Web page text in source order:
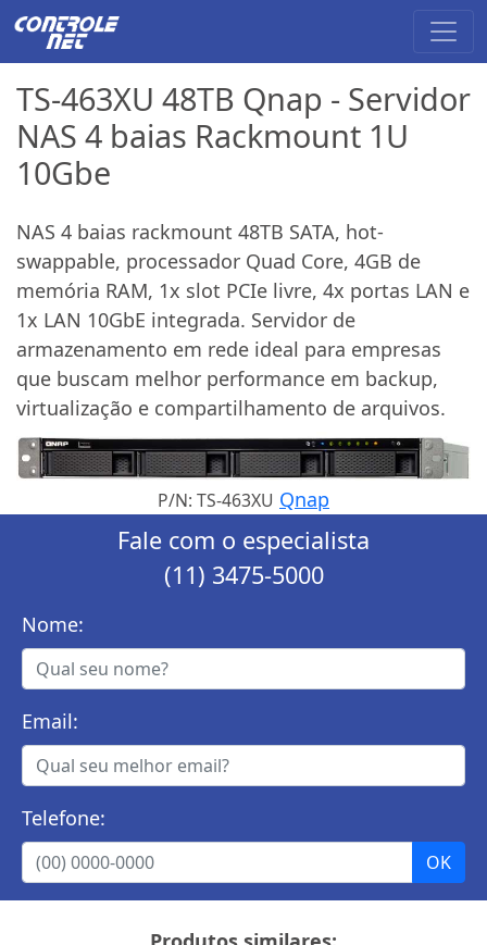
TS-463XU 48TB Qnap - Servidor
NAS 4 baias Rackmount 1U
10Gbe
NAS 4 baias rackmount 48TB SATA, hot-
swappable, processador Quad Core, 4GB de
memória RAM, 1x slot PCIe livre, 4x portas LAN e
1x LAN 10GbE integrada. Servidor de
armazenamento em rede ideal para empresas
que buscam melhor performance em backup,
virtualização e compartilhamento de arquivos.
P/N: TS-463XU Qnap
Fale com o especialista
(11) 3475-5000
Nome:
Email:
Telefone: